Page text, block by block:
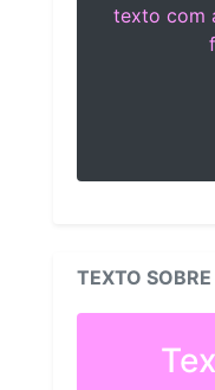
texto com
TEXTO